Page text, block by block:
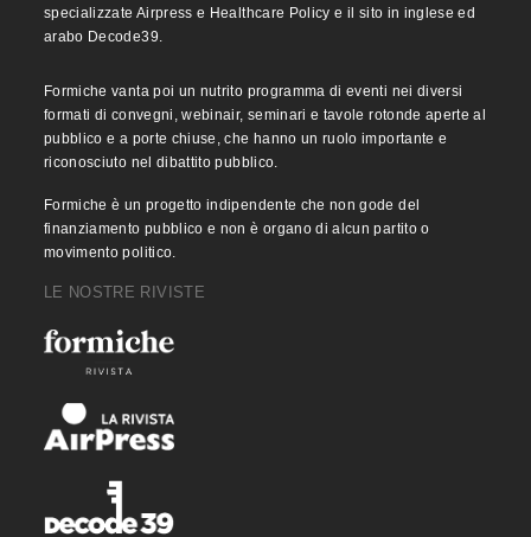
specializzate Airpress e Healthcare Policy e il sito in inglese ed
arabo Decode39.
Formiche vanta poi un nutrito programma di eventi nei diversi
formati di convegni, webinair, seminari e tavole rotonde aperte al
pubblico e a porte chiuse, che hanno un ruolo importante e
riconosciuto nel dibattito pubblico.
Formiche è un progetto indipendente che non gode del
finanziamento pubblico e non è organo di alcun partito o
movimento politico.
LE NOSTRE RIVISTE